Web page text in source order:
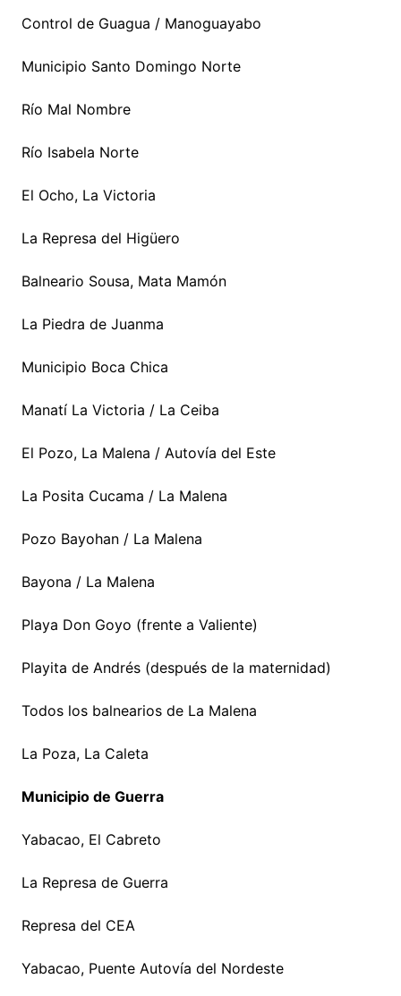
Control de Guagua / Manoguayabo
Municipio Santo Domingo Norte
Río Mal Nombre
Río Isabela Norte
El Ocho, La Victoria
La Represa del Higüero
Balneario Sousa, Mata Mamón
La Piedra de Juanma
Municipio Boca Chica
Manatí La Victoria / La Ceiba
El Pozo, La Malena / Autovía del Este
La Posita Cucama / La Malena
Pozo Bayohan / La Malena
Bayona / La Malena
Playa Don Goyo (frente a Valiente)
Playita de Andrés (después de la maternidad)
Todos los balnearios de La Malena
La Poza, La Caleta
Municipio de Guerra
Yabacao, El Cabreto
La Represa de Guerra
Represa del CEA
Yabacao, Puente Autovía del Nordeste